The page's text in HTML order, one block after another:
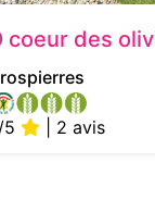
coeur des
5 | 2 avis